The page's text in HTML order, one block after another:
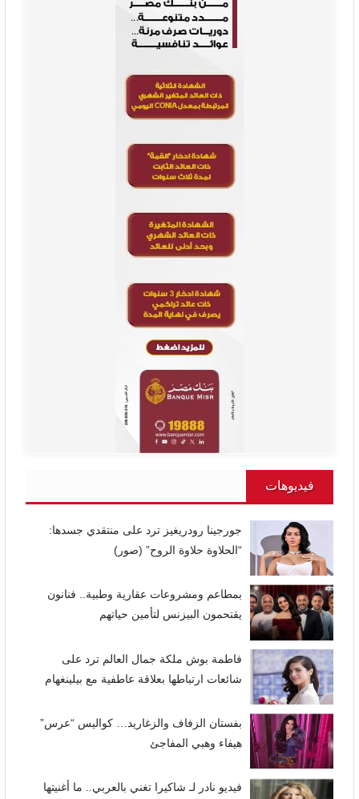
فيديوهات
جورجينا رودريغيز ترد على منتقدي جسدها:
“الحلاوة حلاوة الروح” (صور)
بمطاعم ومشروعات عقارية وطبية.. فنانون
يقتحمون البيزنس لتأمين حياتهم
فاطمة بوش ملكة جمال العالم ترد على
شائعات ارتباطها بعلاقة عاطفية مع بيلينغهام
بفستان الزفاف والزغاريد… كواليس “عرس”
هيفاء وهبي المفاجئ
فيديو نادر لـ شاكيرا تغني بالعربي.. ما أغنيتها